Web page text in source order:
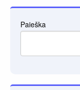
Paieška